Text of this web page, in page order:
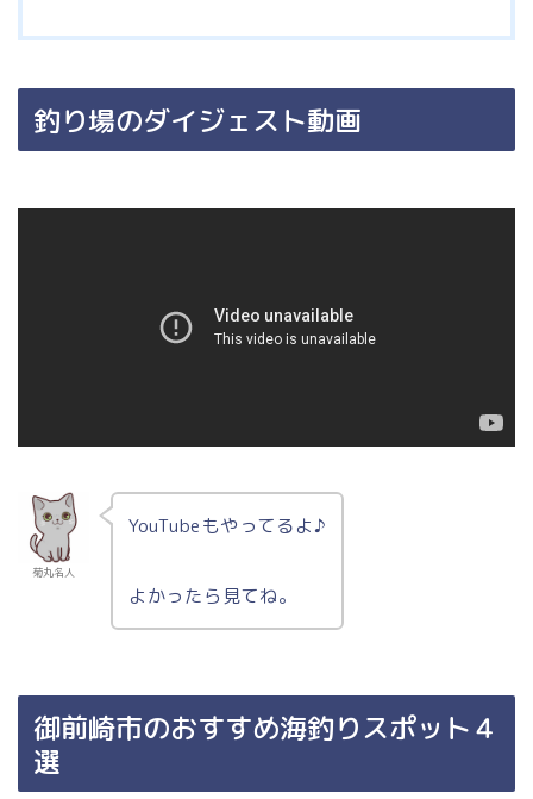
釣り場のダイジェスト動画
菊丸名人
YouTubeもやってるよ♪
よかったら見てね。
御前崎市のおすすめ海釣りスポット４
選